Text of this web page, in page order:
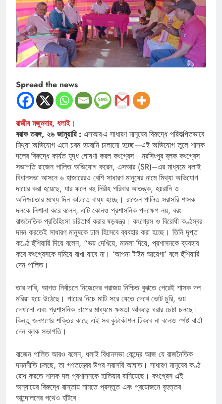
Spread the news
রাজীব মজুমদার, ধলাই।
বরাক তরঙ্গ, ২৬ জানুয়ারি : এসআর-এ সাধারণ মানুষের বিরুদ্ধে পরিকল্পিতভাবে
মিথ্যা অভিযোগ এনে চরম হয়রানি চালানো হচ্ছে—এই অভিযোগ তুলে শাসক
দলের বিরুদ্ধে কার্যত যুদ্ধ ঘোষণা করল কংগ্রেস। নরসিংপুর ব্লক কংগ্রেস
সভাপতি রাজেন পালিত অভিযোগ করেন, এসআর (SR)–এর মাধ্যমে ধলাই
বিধানসভা আসনে ৬ হাজারেরও বেশি সাধারণ মানুষের নামে মিথ্যা অভিযোগ
দায়ের করা হয়েছে, যার ফলে বহু নিরীহ পরিবার আতঙ্ক, হয়রানি ও
অনিশ্চয়তার মধ্যে দিন কাটাতে বাধ্য হচ্ছে। রাজেন পালিত সরাসরি শাসক
দলকে নিশানা করে বলেন, এটি কোনও প্রশাসনিক পদক্ষেপ নয়, বরং
রাজনৈতিক প্রতিহিংসা চরিতার্থ করার ষড়যন্ত্র। কংগ্রেস ও বিরোধী কণ্ঠস্বর
দমন করতেই সাধারণ মানুষকে ঢাল হিসেবে ব্যবহার করা হচ্ছে। তিনি দৃপ্ত
কণ্ঠে হুঁশিয়ারি দিয়ে বলেন, “ভয় দেখিয়ে, মামলা দিয়ে, প্রশাসনকে ব্যবহার
করে কংগ্রেসকে দমিয়ে রাখা যাবে না। ‘আপনা টাইম আয়েগা’ বলে হুঁশিয়ারি
দেন পালিত।
তার দাবি, আগত নির্বাচনে নিজেদের পরাজয় নিশ্চিত বুঝতে পেরেই শাসক দল
মরিয়া হয়ে উঠেছে। পায়ের নিচে মাটি সরে যেতে দেখে ভোট চুরি, ভয়
দেখানো এবং প্রশাসনিক চাপের মাধ্যমে ক্ষমতা আঁকড়ে ধরার চেষ্টা চলছে।
কিন্তু জনগণের শক্তির কাছে এই সব কুটকৌশল টিকবে না বলেও স্পষ্ট বার্তা
দেন ব্লক সভাপতি।
রাজেন পালিত আরও বলেন, ধলাই বিধানসভা কেন্দ্রে আজ যে রাজনৈতিক
দমননীতি চলছে, তা গণতন্ত্রের উপর সরাসরি আঘাত। সাধারণ মানুষের কণ্ঠ
রোধ করতে শাসক দল প্রশাসনকে হাতিয়ার বানিয়েছে। কংগ্রেস এই
অন্যায়ের বিরুদ্ধে রাস্তায় নামতে প্রস্তুত এবং প্রয়োজনে বৃহত্তর
আন্দোলনের পথেও হাঁটবে।